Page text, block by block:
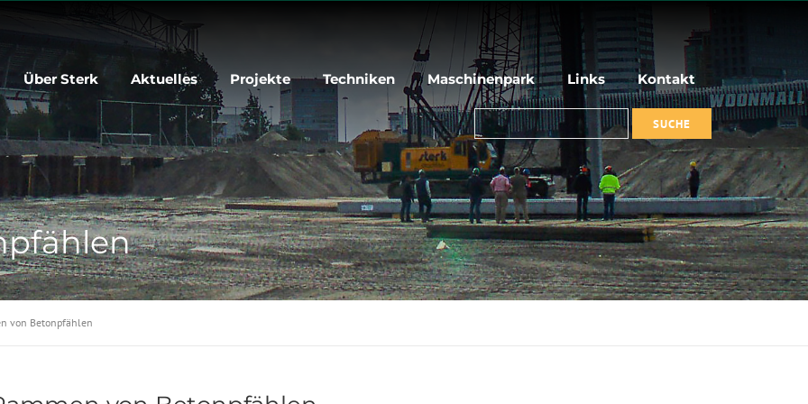
Über Sterk Aktuelles Projekte Techniken Maschinenpark Links Kontakt
von Betonpfählen